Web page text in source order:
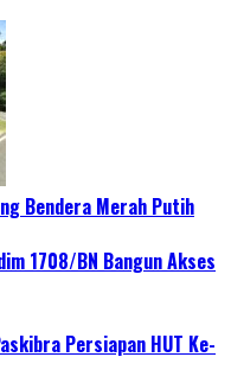
Bendera Merah Putih
1708/BN Bangun Akses
Persiapan HUT Ke-